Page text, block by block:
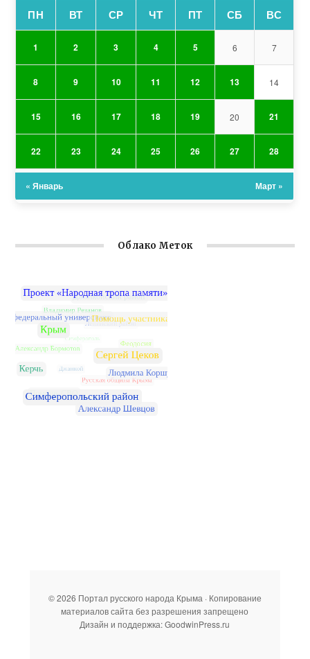
ПН ВТ СР ЧТ ПТ СБ ВС
1 2 3 4 5 6 7
8 9 10 11 12 13 14
15 16 17 18 19 20 21
22 23 24 25 26 27 28
« Январь Март »
Облако Меток
© 2026 Портал русского народа Крыма · Копирование
материалов сайта без разрешения запрещено
Дизайн и поддержка: GoodwinPress.ru